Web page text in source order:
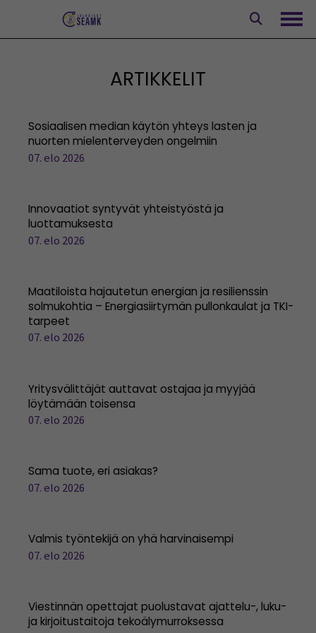
ARTIKKELIT
Sosiaalisen median käytön yhteys lasten ja
nuorten mielenterveyden ongelmiin
07. elo 2026
Innovaatiot syntyvät yhteistyöstä ja
luottamuksesta
07. elo 2026
Maatiloista hajautetun energian ja resilienssin
solmukohtia – Energiasiirtymän pullonkaulat ja TKI-
tarpeet
07. elo 2026
Yritysvälittäjät auttavat ostajaa ja myyjää
löytämään toisensa
07. elo 2026
Sama tuote, eri asiakas?
07. elo 2026
Valmis työntekijä on yhä harvinaisempi
07. elo 2026
Viestinnän opettajat puolustavat ajattelu-, luku-
ja kirjoitustaitoja tekoälymurroksessa